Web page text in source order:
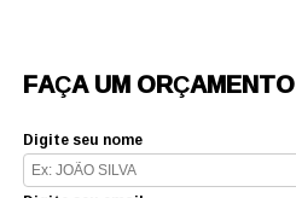
FAÇA UM ORÇAMENTO
Digite seu nome